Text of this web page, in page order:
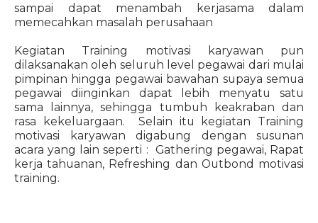
sampai dapat menambah kerjasama dalam
memecahkan masalah perusahaan
Kegiatan Training motivasi karyawan pun
dilaksanakan oleh seluruh level pegawai dari mulai
pimpinan hingga pegawai bawahan supaya semua
pegawai diinginkan dapat lebih menyatu satu
sama lainnya, sehingga tumbuh keakraban dan
rasa kekeluargaan. Selain itu kegiatan Training
motivasi karyawan digabung dengan susunan
acara yang lain seperti : Gathering pegawai, Rapat
kerja tahuanan, Refreshing dan Outbond motivasi
training.